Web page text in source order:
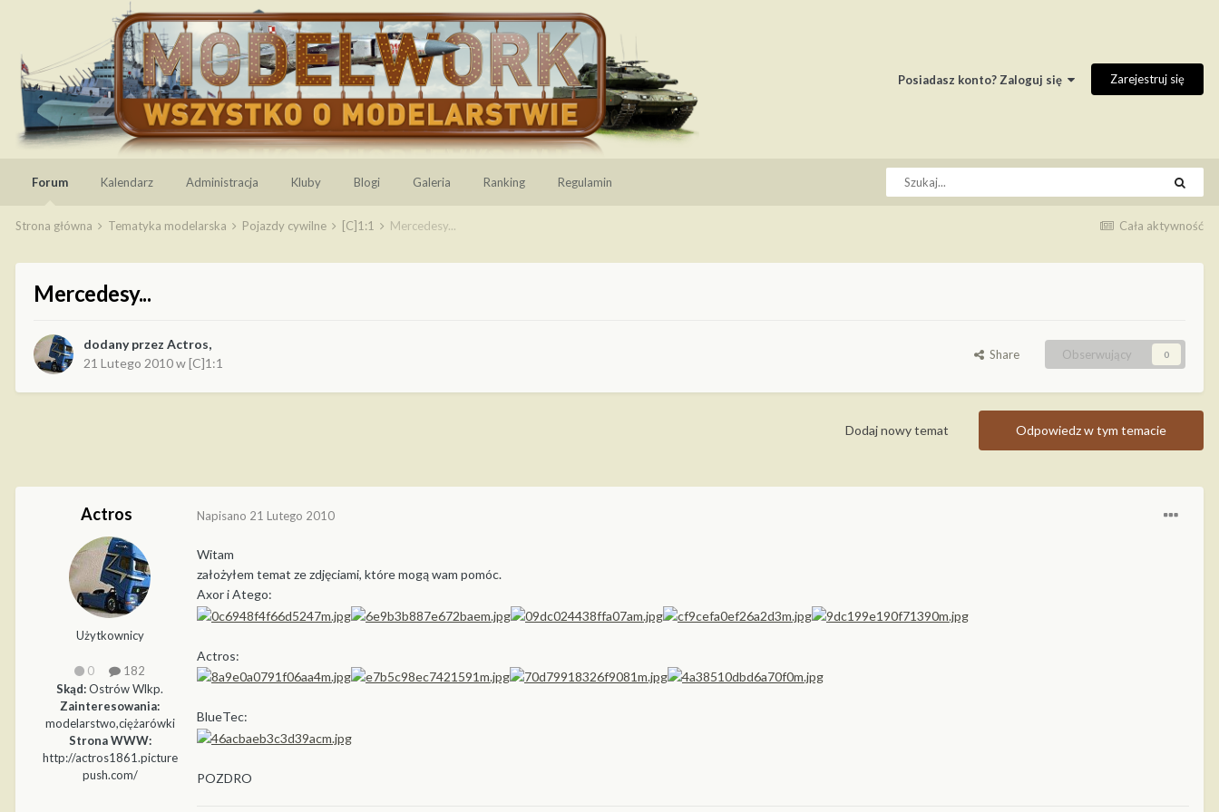
Posiadasz konto? Zaloguj się Zarejestruj się
Forum Kalendarz Administracja Kluby Blogi Galeria Ranking Regulamin
Cała aktywność
Strona główna Tematyka modelarska Pojazdy cywilne [C]1:1 Mercedesy...
Mercedesy...
dodany przez Actros,
21 Lutego 2010w[C]1:1
Share Obserwujący 0
Odpowiedz w tym temacie
Dodaj nowy temat
Actros
Użytkownicy
0
182
Skąd:Ostrów Wlkp.
Zainteresowania:
modelarstwo,ciężarówki
Strona WWW:
http://actros1861.picture
push.com/
Napisano 21 Lutego 2010
Witam
założyłem temat ze zdjęciami, które mogą wam pomóc.
Axor i Atego:
Actros:
BlueTec:
POZDRO